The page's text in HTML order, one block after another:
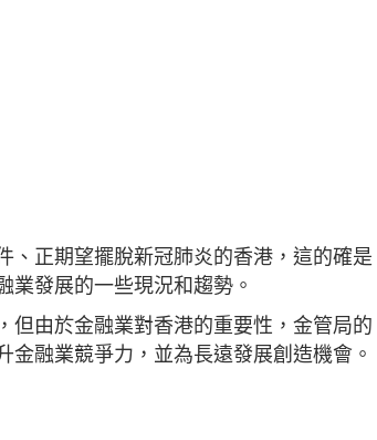
、正期望擺脫新冠肺炎的香港，這的確是
業發展的一些現況和趨勢。
但由於金融業對香港的重要性，金管局的
融業競爭力，並為長遠發展創造機會。